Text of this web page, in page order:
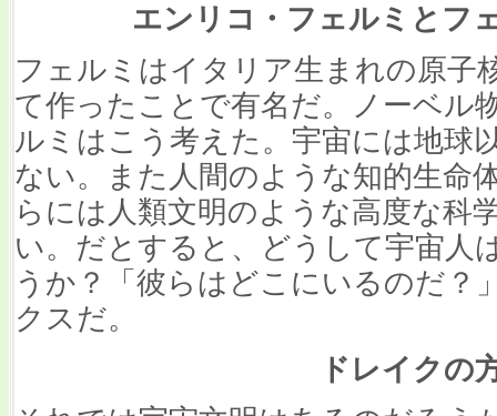
エンリコ・フェルミとフ
フェルミはイタリア生まれの原子
て作ったことで有名だ。ノーベル
ルミはこう考えた。宇宙には地球
ない。また人間のような知的生命
らには人類文明のような高度な科
い。だとすると、どうして宇宙人
うか？「彼らはどこにいるのだ？
クスだ。
ドレイクの